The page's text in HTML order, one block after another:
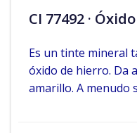
CI 77492 ·
Es un tinte mineral
óxido de hierro. Da
amarillo. A menudo